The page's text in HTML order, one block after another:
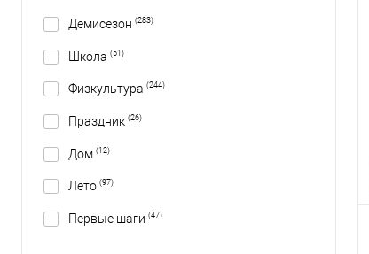
Демисезон (283)
Школа (51)
Физкультура (244)
Праздник (26)
Дом (12)
Лето (97)
Первые шаги (47)